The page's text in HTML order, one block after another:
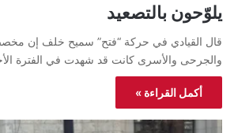
يلوّحون بالتصعيد
قال القيادي في حركة “فتح” سميح خلف إن
والجرحى والأسرى كانت قد شهدت في الفترة
أكمل القراءة »